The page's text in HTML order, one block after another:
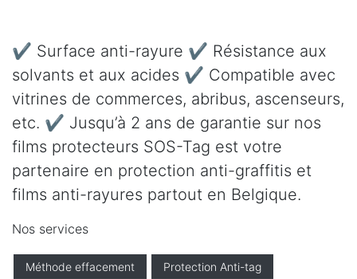
✔ Surface anti-rayure ✔ Résistance aux
solvants et aux acides ✔ Compatible avec
vitrines de commerces, abribus, ascenseurs,
etc. ✔ Jusqu’à 2 ans de garantie sur nos
films protecteurs SOS-Tag est votre
partenaire en protection anti-graffitis et
films anti-rayures partout en Belgique.
Nos services
Méthode effacement Protection Anti-tag